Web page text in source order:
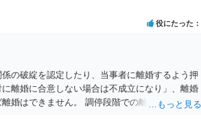
役にたった
の破綻を認定したり、当事者に離婚するよう押
離婚に合意しない場合は不成立になり」、離婚
婚はできません。 調停段階での離婚成立を希望